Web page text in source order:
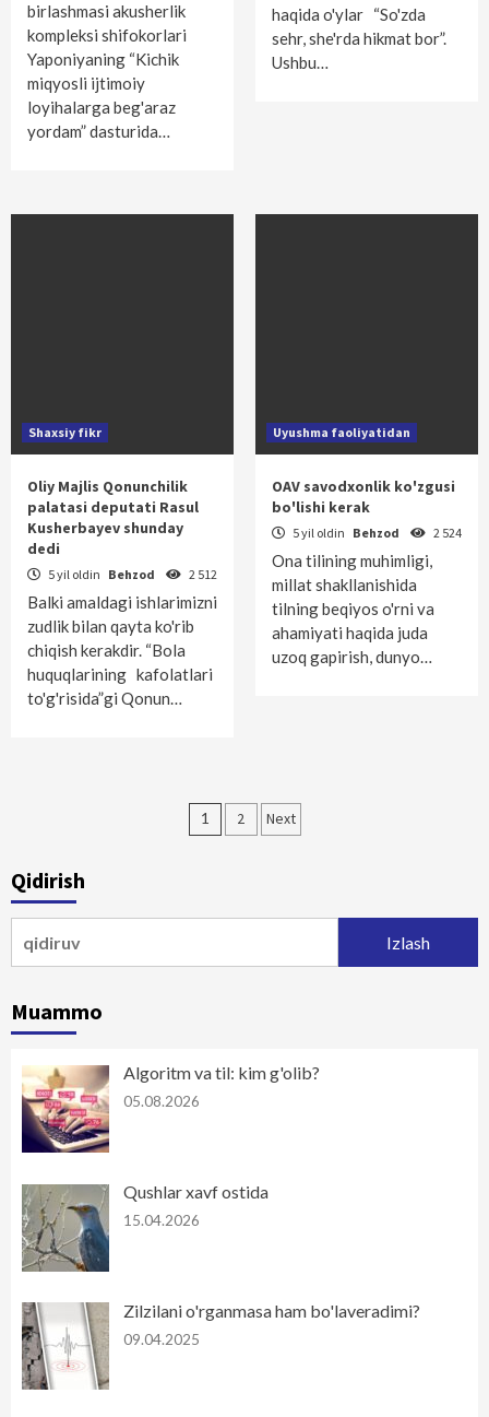
birlashmasi akusherlik
kompleksi shifokorlari
Yaponiyaning “Kichik
miqyosli ijtimoiy
loyihalarga beg'araz
yordam” dasturida…
haqida o'ylar “So'zda
sehr, she'rda hikmat bor”.
Ushbu…
Shaxsiy fikr
Oliy Majlis Qonunchilik
palatasi deputati Rasul
Kusherbayev shunday
dedi
5 yil oldin Behzod 2 512
Balki amaldagi ishlarimizni
zudlik bilan qayta ko'rib
chiqish kerakdir. “Bola
huquqlarining kafolatlari
to'g'risida”gi Qonun…
Uyushma faoliyatidan
OAV savodxonlik ko'zgusi
bo'lishi kerak
5 yil oldin Behzod 2 524
Ona tilining muhimligi,
millat shakllanishida
tilning beqiyos o'rni va
ahamiyati haqida juda
uzoq gapirish, dunyo…
Maqolalar
1 2 Next
Qidirish
Muammo
Algoritm va til: kim g'olib?
05.08.2026
Qushlar xavf ostida
15.04.2026
Zilzilani o'rganmasa ham bo'laveradimi?
09.04.2025